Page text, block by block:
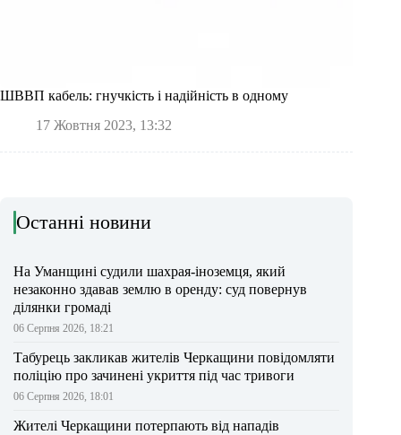
ШВВП кабель: гнучкість і надійність в одному
17 Жовтня 2023, 13:32
Останні новини
На Уманщині судили шахрая-іноземця, який
незаконно здавав землю в оренду: суд повернув
ділянки громаді
06 Серпня 2026, 18:21
Табурець закликав жителів Черкащини повідомляти
поліцію про зачинені укриття під час тривоги
06 Серпня 2026, 18:01
Жителі Черкащини потерпають від нападів